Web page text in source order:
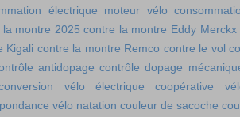
électrique moteur vélo
la montre 2025 contre la montre Eddy Merckx
Kigali contre la montre Remco contre le vol
antidopage contrôle dopage
vélo électrique
coopérative
vélo natation couleur de sacoche